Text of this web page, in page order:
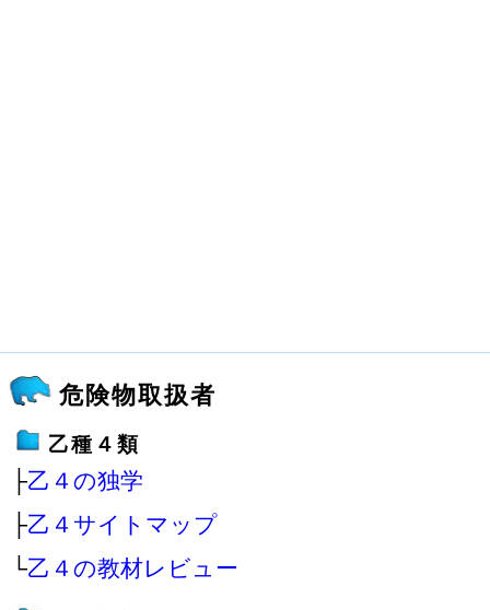
危険物取扱者
乙種４類
├乙４の独学
├乙４サイトマップ
└乙４の教材レビュー